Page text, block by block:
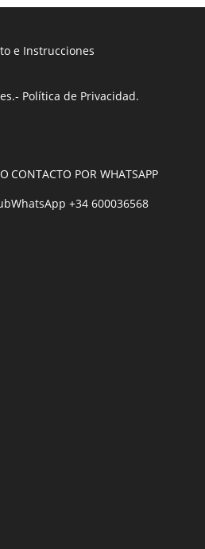
e Instrucciones
.- Política de Privacidad.
CONTACTO POR WHATSAPP
WhatsApp +34 600036568